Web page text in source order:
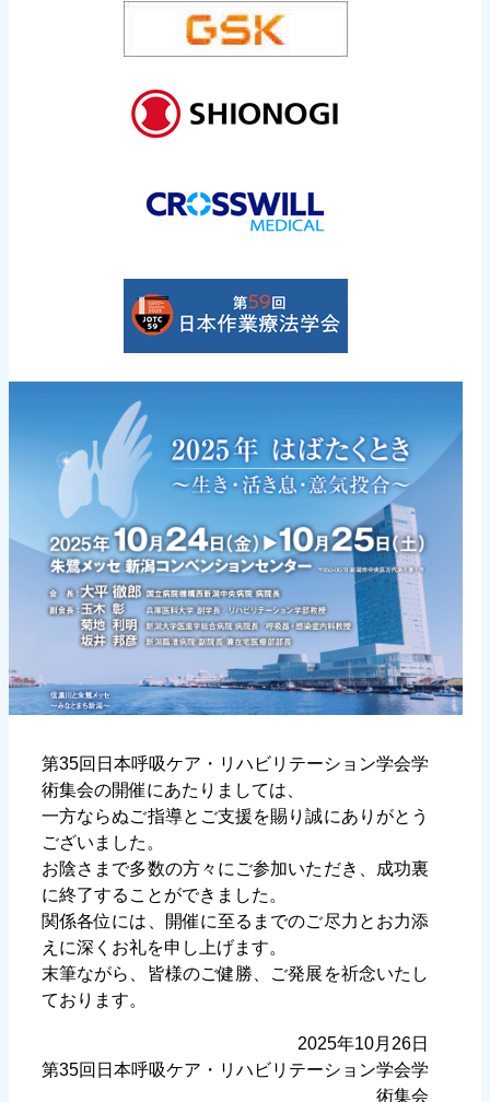
第35回日本呼吸ケア・リハビリテーション学会学
術集会の開催にあたりましては、
一方ならぬご指導とご支援を賜り誠にありがとう
ございました。
お陰さまで多数の方々にご参加いただき、成功裏
に終了することができました。
関係各位には、開催に至るまでのご尽力とお力添
えに深くお礼を申し上げます。
末筆ながら、皆様のご健勝、ご発展を祈念いたし
ております。
2025年10月26日
第35回日本呼吸ケア・リハビリテーション学会学
術集会